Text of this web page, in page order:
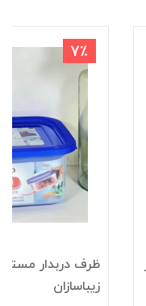
7٪
زیباسازان